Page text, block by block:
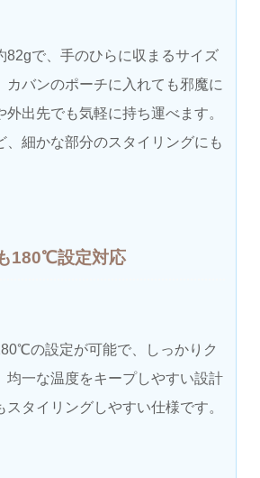
82gで、手のひらに収まるサイズ
カバンのポーチに入れても邪魔に
外出先でも気軽に持ち運べます。
、細かな部分のスタイリングにも
180℃設定対応
の設定が可能で、しっかりク
均一な温度をキープしやすい設計
スタイリングしやすい仕様です。